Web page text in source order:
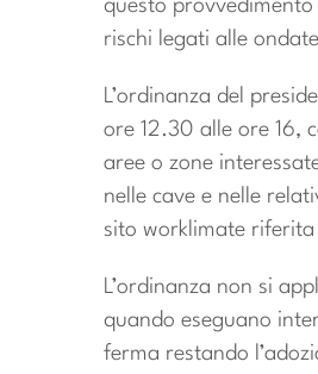
questo
rischi legati alle
L’ordinanza del
ore 12.30 alle ore 16,
aree o zone
nelle cave e nelle
sito worklimate riferita
L’ordinanza non si
quando eseguano
ferma restando